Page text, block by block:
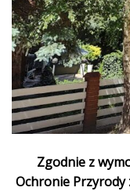
Zgodnie z
Ochronie Przyrody